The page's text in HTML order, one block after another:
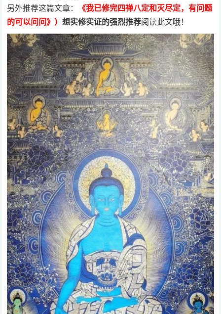
另外推荐这篇文章：
《我已修完四禅八定和灭尽定，有问题
的可以问问》）想实修实证的强烈推荐阅读此文哦！